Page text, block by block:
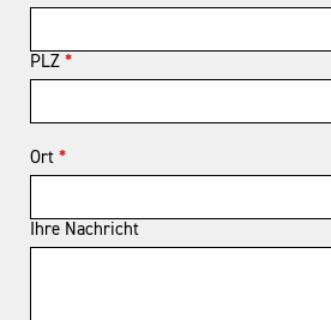
PLZ *
Ort *
Ihre Nachricht